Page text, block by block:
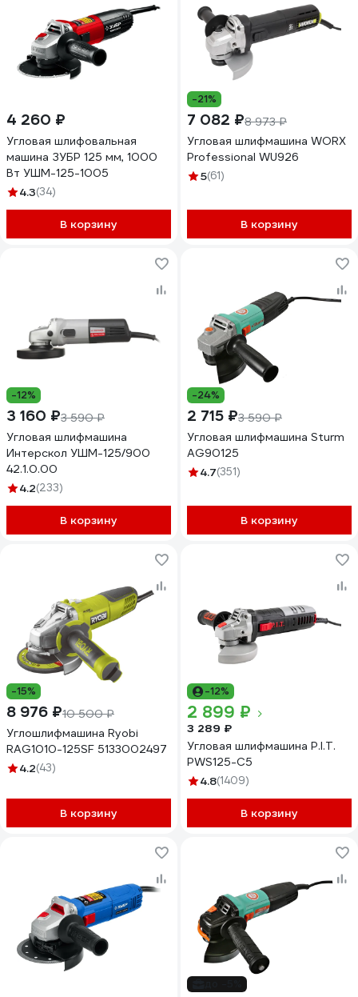
4 260 ₽
Угловая шлифовальная
машина ЗУБР 125 мм, 1000
Вт УШМ-125-1005
4.3(34)
В корзину
-21%
7 082 ₽8 973 ₽
Угловая шлифмашина WORX
Professional WU926
5(61)
В корзину
-12%
3 160 ₽3 590 ₽
Угловая шлифмашина
Интерскол УШМ-125/900
42.1.0.00
4.2(233)
В корзину
-24%
2 715 ₽3 590 ₽
Угловая шлифмашина Sturm
AG90125
4.7(351)
В корзину
-15%
8 976 ₽10 500 ₽
Углошлифмашина Ryobi
RAG1010-125SF 5133002497
4.2(43)
В корзину
-12%
2 899 ₽
3 289 ₽
Угловая шлифмашина P.I.T.
PWS125-C5
4.8(1409)
В корзину